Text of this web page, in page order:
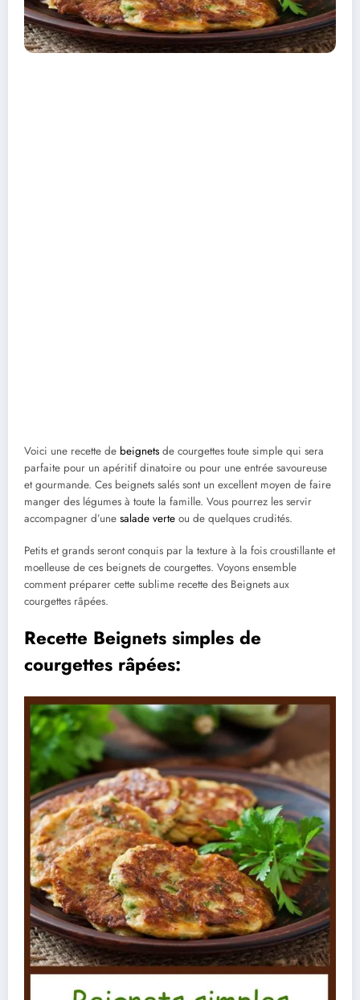
Voici une recette de beignets de courgettes toute simple qui sera
parfaite pour un apéritif dinatoire ou pour une entrée savoureuse
et gourmande. Ces beignets salés sont un excellent moyen de faire
manger des légumes à toute la famille. Vous pourrez les servir
accompagner d’une salade verte ou de quelques crudités.
Petits et grands seront conquis par la texture à la fois croustillante et
moelleuse de ces beignets de courgettes. Voyons ensemble
comment préparer cette sublime recette des Beignets aux
courgettes râpées.
Recette Beignets simples de
courgettes râpées: